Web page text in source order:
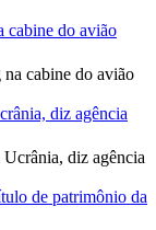
cabine do avião
diz agência
de patrimônio da